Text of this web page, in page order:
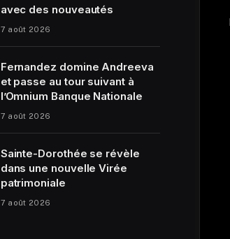
avec des nouveautés
7 août 2026
Fernandez domine Andreeva
et passe au tour suivant à
l’Omnium Banque Nationale
7 août 2026
Sainte-Dorothée se révèle
dans une nouvelle Virée
patrimoniale
7 août 2026